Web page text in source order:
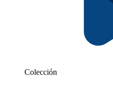
Colección